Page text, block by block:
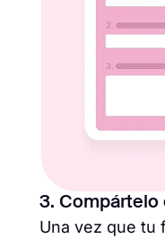
3. Compártelo
Una vez que tu